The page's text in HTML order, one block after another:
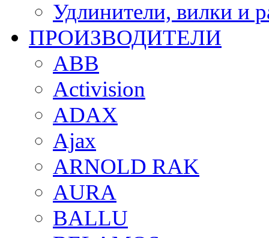
Удлинители, вилки и
ПРОИЗВОДИТЕЛИ
ABB
Activision
ADAX
Ajax
ARNOLD RAK
AURA
BALLU